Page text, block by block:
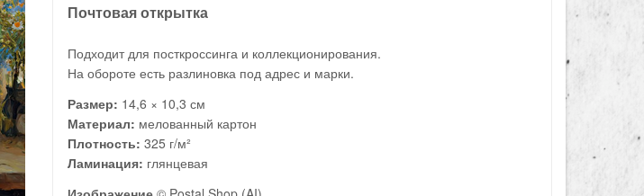
Почтовая открытка
Подходит для посткроссинга и коллекционирования.
На обороте есть разлиновка под адрес и марки.
Размер: 14,6 × 10,3 см
Материал: мелованный картон
Плотность: 325 г/м²
Ламинация: глянцевая